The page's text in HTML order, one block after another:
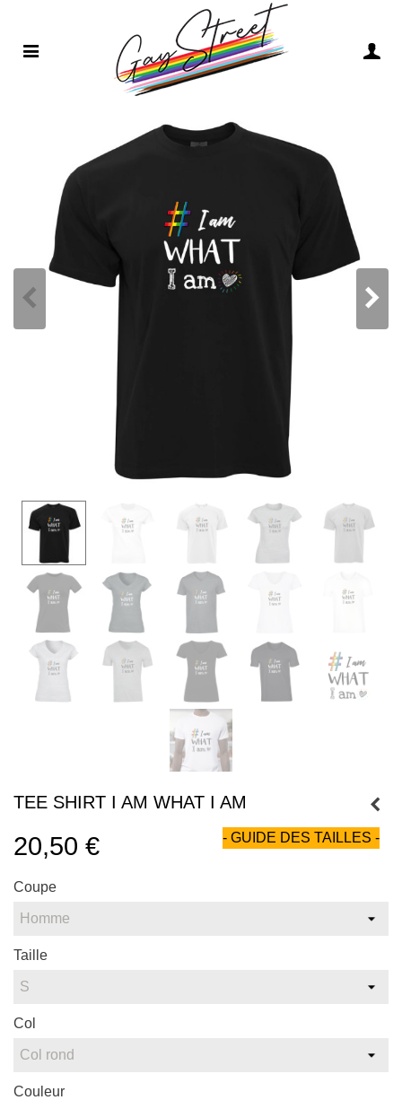
TEE SHIRT I AM WHAT I AM
20,50 € - GUIDE DES TAILLES -
Coupe
Taille
Col
Couleur